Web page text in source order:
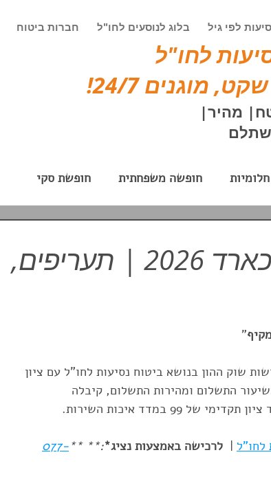
לפי גיל בלוג לנוסעים לחו"ל חברות ביטוח
לחו"ל
מוגנים 24/7!
מהיר|
חופשה משפחתית חופשת סקי
ג'יפים בחו"ל
תרמילאים ביטוח נסיעות גיל הזהב
ביטוח נסיעות פספורטכארד 2026 | תעריפים,
"
שוק ההון בנושא ביטוח נסיעות לחו"ל עם ציון
התשלום ומהירות התשלום, קיבלה
לחו"ל | לרכישה באמצעות נציג*:**
**
077-